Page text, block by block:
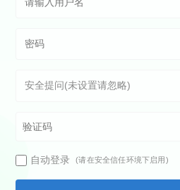
自动登录 (请在安全信任环境下启用)